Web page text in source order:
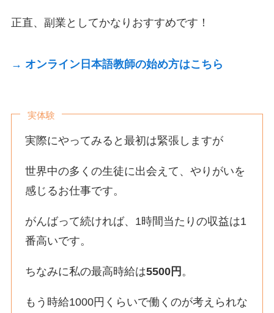
正直、副業としてかなりおすすめです！
→ オンライン日本語教師の始め方はこちら
実体験
実際にやってみると最初は緊張しますが
世界中の多くの生徒に出会えて、やりがいを
感じるお仕事です。
がんばって続ければ、1時間当たりの収益は1
番高いです。
ちなみに私の最高時給は5500円 。
もう時給1000円くらいで働くのが考えられな